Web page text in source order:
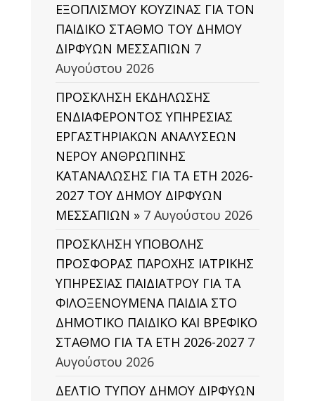
ΕΞΟΠΛΙΣΜΟΥ ΚΟΥΖΙΝΑΣ ΓΙΑ ΤΟΝ
ΠΑΙΔΙΚΟ ΣΤΑΘΜΟ ΤΟΥ ΔΗΜΟΥ
ΔΙΡΦΥΩΝ ΜΕΣΣΑΠΙΩΝ 7
Αυγούστου 2026
ΠΡΟΣΚΛΗΣΗ ΕΚΔΗΛΩΣΗΣ
ΕΝΔΙΑΦΕΡΟΝΤΟΣ ΥΠΗΡΕΣΙΑΣ
ΕΡΓΑΣΤΗΡΙΑΚΩΝ ΑΝΑΛΥΣΕΩΝ
ΝΕΡΟΥ ΑΝΘΡΩΠΙΝΗΣ
ΚΑΤΑΝΑΛΩΣΗΣ ΓΙΑ ΤΑ ΕΤΗ 2026-
2027 ΤΟΥ ΔΗΜΟΥ ΔΙΡΦΥΩΝ
ΜΕΣΣΑΠΙΩΝ » 7 Αυγούστου 2026
ΠΡΟΣΚΛΗΣΗ ΥΠΟΒΟΛΗΣ
ΠΡΟΣΦΟΡΑΣ ΠΑΡΟΧΗΣ ΙΑΤΡΙΚΗΣ
ΥΠΗΡΕΣΙΑΣ ΠΑΙΔΙΑΤΡΟΥ ΓΙΑ ΤΑ
ΦΙΛΟΞΕΝΟΥΜΕΝΑ ΠΑΙΔΙΑ ΣΤΟ
ΔΗΜΟΤΙΚΟ ΠΑΙΔΙΚΟ ΚΑΙ ΒΡΕΦΙΚΟ
ΣΤΑΘΜΟ ΓΙΑ ΤΑ ΕΤΗ 2026-2027 7
Αυγούστου 2026
ΔΕΛΤΙΟ ΤΥΠΟΥ ΔΗΜΟΥ ΔΙΡΦΥΩΝ